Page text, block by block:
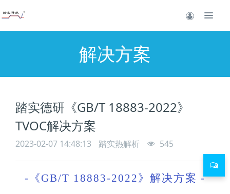
解决方案
踏实德研《GB/T 18883-2022》
TVOC解决方案
2023-02-07 14:48:13 踏实热解析 545
- 《GB/T 18883-2022》解决方案 -